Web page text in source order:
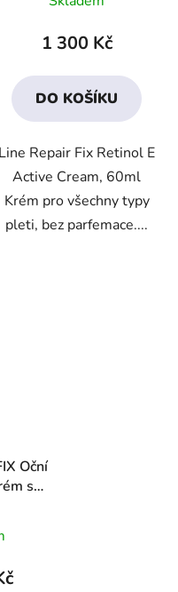
hodnocení
produktu
3,4
z
hvězdiček.
1 300 Kč
DO KOŠÍKU
Line Repair Fix Retinol E
Active Cream, 60ml
Krém pro všechny typy
pleti, bez parfemace....
Oční
s